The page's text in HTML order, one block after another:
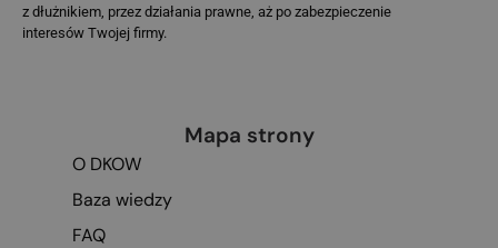
z dłużnikiem, przez działania prawne, aż po zabezpieczenie
interesów Twojej firmy.
Mapa strony
O DKOW
Baza wiedzy
FAQ